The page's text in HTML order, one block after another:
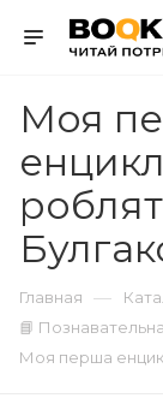
Моя
Главная —
📘
Моя перша